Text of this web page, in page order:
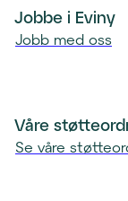
t
)
k
i
t
)
Jobbe i Eviny
Jobb med oss
Våre
Se våre